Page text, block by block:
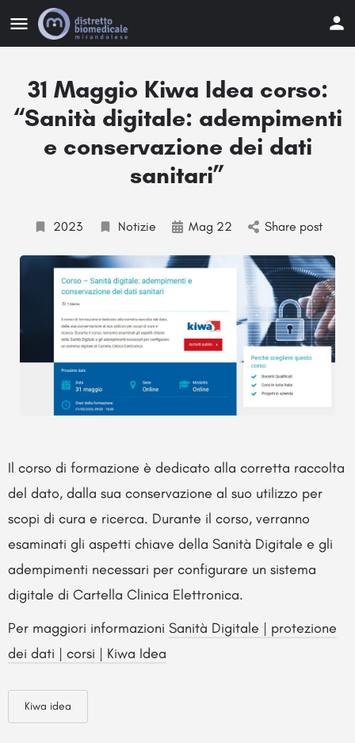
31 Maggio Kiwa Idea corso:
“Sanità digitale: adempimenti
e conservazione dei dati
sanitari”
2023 Notizie Mag 22 Share post
Il corso di formazione è dedicato alla corretta raccolta
del dato, dalla sua conservazione al suo utilizzo per
scopi di cura e ricerca. Durante il corso, verranno
esaminati gli aspetti chiave della Sanità Digitale e gli
adempimenti necessari per configurare un sistema
digitale di Cartella Clinica Elettronica.
Per maggiori informazioni Sanità Digitale | protezione
dei dati | corsi | Kiwa Idea
Kiwa idea